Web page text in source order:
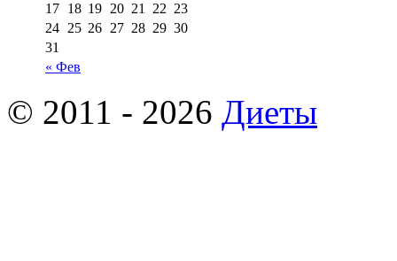
« Фев
17 18 19 20 21 22 23
24 25 26 27 28 29 30
31
© 2011 - 2026 Диеты